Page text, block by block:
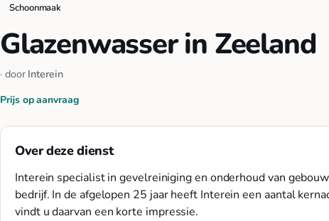
Schoonmaak
Glazenwasser in Zeeland
· door Interein
Prijs op aanvraag
Over deze dienst
Interein specialist in gevelreiniging en onderhoud van
bedrijf. In de afgelopen 25 jaar heeft Interein een aantal
vindt u daarvan een korte impressie.